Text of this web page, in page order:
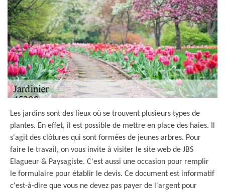
Les jardins sont des lieux où se trouvent plusieurs types de
plantes. En effet, il est possible de mettre en place des haies. Il
s'agit des clôtures qui sont formées de jeunes arbres. Pour
faire le travail, on vous invite à visiter le site web de JBS
Elagueur & Paysagiste. C'est aussi une occasion pour remplir
le formulaire pour établir le devis. Ce document est informatif
c'est-à-dire que vous ne devez pas payer de l'argent pour